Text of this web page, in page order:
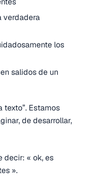
verdadera
los
salidos de un
texto”. Estamos
de desarrollar,
decir: « ok, es
».